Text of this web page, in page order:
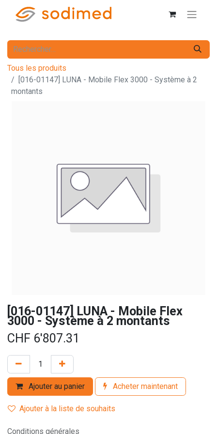
Tous les produits
[016-01147] LUNA - Mobile Flex 3000 - Système à 2
montants
[016-01147] LUNA - Mobile Flex
3000 - Système à 2 montants
CHF 6'807.31
Ajouter au panier Acheter maintenant
Ajouter à la liste de souhaits
Conditions générales